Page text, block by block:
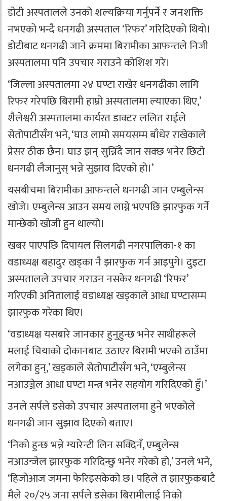
डोटी अस्पतालले उनको शल्यक्रिया गर्नुपर्ने र जनशक्ति
नभएको भन्दै धनगढी अस्पताल ‘रिफर’ गरिदिएको थियो।
डोटीबाट धनगढी जाने क्रममा बिरामीका आफन्तले निजी
अस्पतालमा पनि उपचार गराउने कोशिश गरे।
‘जिल्ला अस्पतालमा २४ घण्टा राखेर धनगढीका लागि
रिफर गरेपछि बिरामी हाम्रो अस्पतालमा ल्याएका थिए,’
शैलेश्वरी अस्पतालमा कार्यरत डाक्टर ललित राईले
सेतोपाटीसँग भने, ‘घाउ लामो समयसम्म बाँधेर राखेकाले
प्रेसर ठीक छैन। घाउ झन् सुन्निँदै जान सक्छ भनेर छिटो
धनगढी लैजानुस् भन्ने सुझाव दिएको हो।’
यसबीचमा बिरामीका आफन्तले धनगढी जान एम्बुलेन्स
खोजे। एम्बुलेन्स आउन समय लाग्ने भएपछि झारफुक गर्ने
मान्छेको खोजी हुन थाल्यो।
खबर पाएपछि दिपायल सिलगढी नगरपालिका-१ का
वडाध्यक्ष बहादुर खड्का नै झारफुक गर्न आइपुगे। दुइटा
अस्पतालले उपचार गराउन नसकेर धनगढी ‘रिफर’
गरिएकी अनितालाई वडाध्यक्ष खड्काले आधा घण्टासम्म
झारफुक गरेका थिए।
‘वडाध्यक्ष यसबारे जानकार हुनुहुन्छ भनेर साथीहरूले
मलाई चियाको दोकानबाट उठाएर बिरामी भएको ठाउँमा
लगेका हुन्,’ खड्काले सेतोपाटीसँग भने, ‘एम्बुलेन्स
नआउञ्जेल आधा घण्टा मन्त्र भनेर सहयोग गरिदिएको हुँ।’
उनले सर्पले डसेको उपचार अस्पतालमा हुने भएकोले
धनगढी जान सुझाव दिएको बताए।
‘निको हुन्छ भन्ने ग्यारेन्टी लिन सक्दिनँ, एम्बुलेन्स
नआउन्जेल झारफुक गरिदिन्छु भनेर गरेको हो,’ उनले भने,
‘हिजोआज जमना फेरिइसकेको छ। पहिले त झारफुकबाटै
मैले २०/२५ जना सर्पले डसेका बिरामीलाई निको